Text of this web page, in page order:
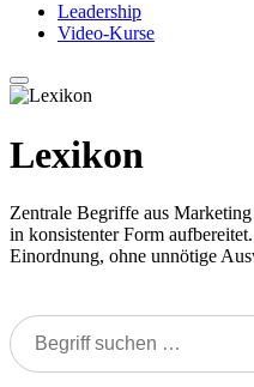
Leadership
Video-Kurse
Lexikon
Zentrale Begriffe aus
in konsistenter Form
Einordnung, ohne unnötige